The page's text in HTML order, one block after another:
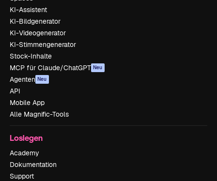
KI-Assistent
KI-Bildgenerator
KI-Videogenerator
KI-Stimmengenerator
Stock-Inhalte
MCP für Claude/ChatGPT Neu
Agenten Neu
API
Mobile App
Alle Magnific-Tools
Loslegen
Academy
Dokumentation
Support